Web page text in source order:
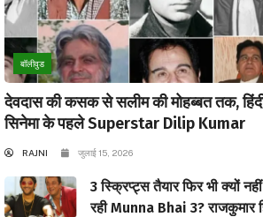
बॉलीवुड
देवदास की कसक से सलीम की मोहब्बत तक,
सिनेमा के पहले Superstar Dilip Kumar
RAJNI जुलाई 15, 2026
3 स्क्रिप्ट्स तैयार फिर भी क्यों
रही Munna Bhai 3? राजकुमार